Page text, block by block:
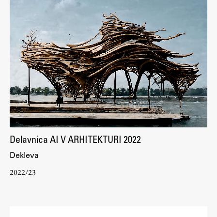
Delavnica AI V ARHITEKTURI 2022
Dekleva
2022/23